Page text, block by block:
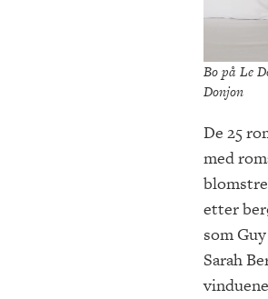
Bo på Le
Donjon
De 25
med
etter
som
Sarah